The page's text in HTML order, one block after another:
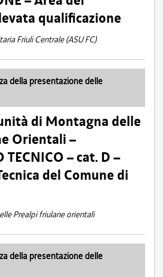
qualificazione
Friuli Centrale (ASU FC)
della presentazione delle
di Montagna delle
Orientali –
– cat. D –
del Comune di
Prealpi friulane orientali
della presentazione delle